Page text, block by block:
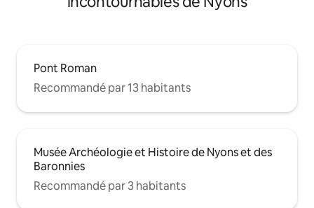
Pont Roman
Recommandé par 13 habitants
Musée Archéologie et Histoire de Nyons et des
Baronnies
Recommandé par 3 habitants